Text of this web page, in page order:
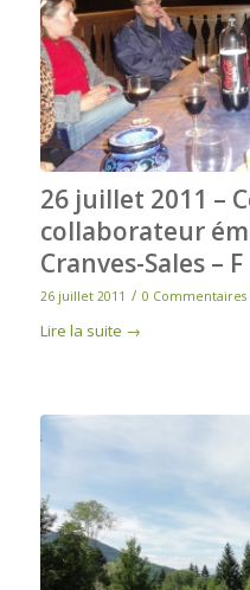
26 juillet 2011 –
collaborateur
Cranves-Sales – F
26 juillet 2011 / 0 Commentaires
Lire la suite →